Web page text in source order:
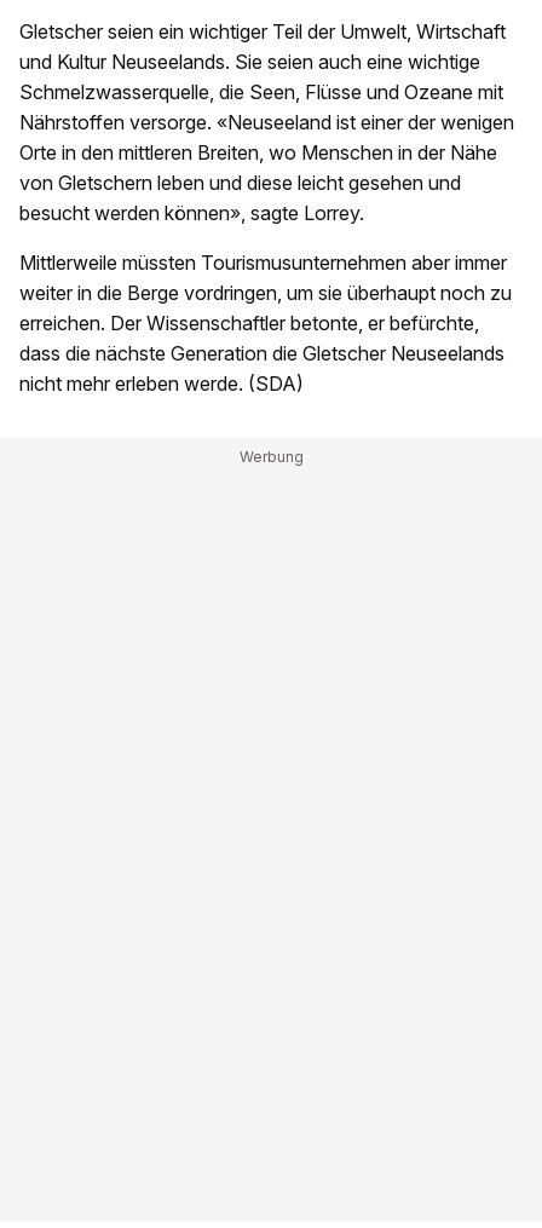
Gletscher seien ein wichtiger Teil der Umwelt, Wirtschaft
und Kultur Neuseelands. Sie seien auch eine wichtige
Schmelzwasserquelle, die Seen, Flüsse und Ozeane mit
Nährstoffen versorge. «Neuseeland ist einer der wenigen
Orte in den mittleren Breiten, wo Menschen in der Nähe
von Gletschern leben und diese leicht gesehen und
besucht werden können», sagte Lorrey.
Mittlerweile müssten Tourismusunternehmen aber immer
weiter in die Berge vordringen, um sie überhaupt noch zu
erreichen. Der Wissenschaftler betonte, er befürchte,
dass die nächste Generation die Gletscher Neuseelands
nicht mehr erleben werde. (SDA)